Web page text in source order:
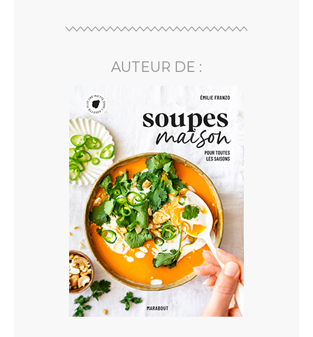
AUTEUR DE :